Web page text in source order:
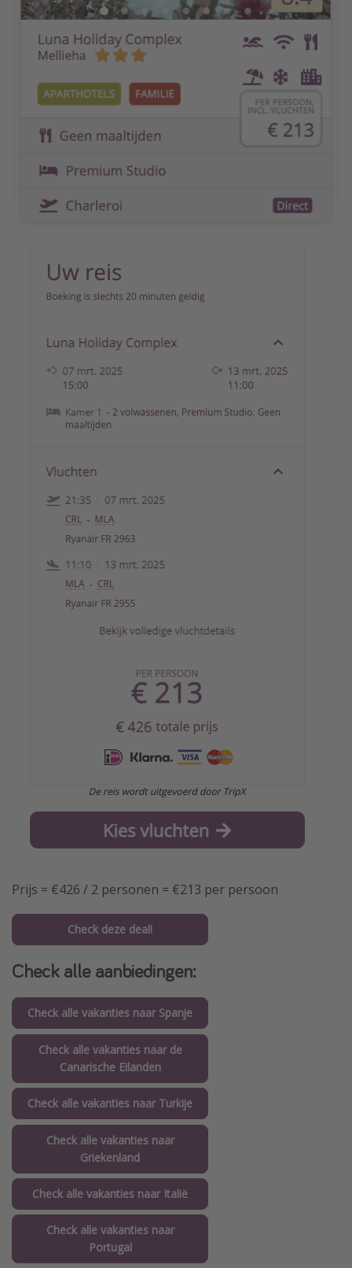
Prijs = €426 / 2 personen = €213 per persoon
Check deze deal!
Check alle aanbiedingen:
Check alle vakanties naar Spanje
Check alle vakanties naar de
Canarische Eilanden
Check alle vakanties naar Turkije
Check alle vakanties naar
Griekenland
Check alle vakanties naar Italië
Check alle vakanties naar
Portugal